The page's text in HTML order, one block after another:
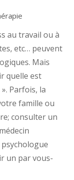
au travail ou à
etc… peuvent
Mais
quelle est
Parfois, la
famille ou
consulter un
un par vous-